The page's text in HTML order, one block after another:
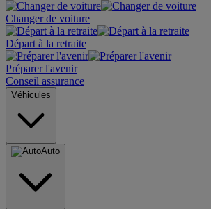
Changer de voiture
Départ à la retraite
Préparer l'avenir
Conseil assurance
Véhicules
Auto